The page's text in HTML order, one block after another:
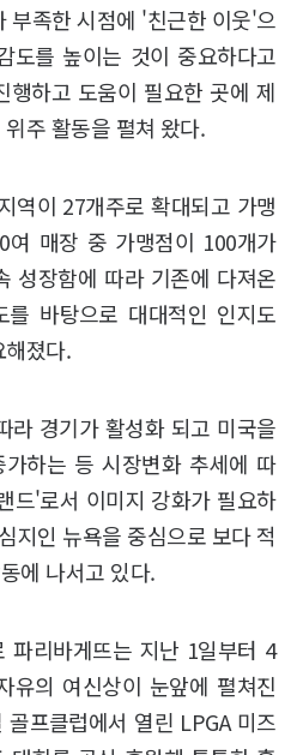
부족한 시점에 '친근한 이웃'으
도를 높이는 것이 중요하다고
행하고 도움이 필요한 곳에 제
주 활동을 펼쳐 왔다.
역이 27개주로 확대되고 가맹
여 매장 중 가맹점이 100개가
성장함에 따라 기존에 다져온
를 바탕으로 대대적인 인지도
졌다.
라 경기가 활성화 되고 미국을
하는 등 시장변화 추세에 따
드'로서 이미지 강화가 필요하
지인 뉴욕을 중심으로 보다 적
에 나서고 있다.
파리바게뜨는 지난 1일부터 4
유의 여신상이 눈앞에 펼쳐진
프클럽에서 열린 LPGA 미즈